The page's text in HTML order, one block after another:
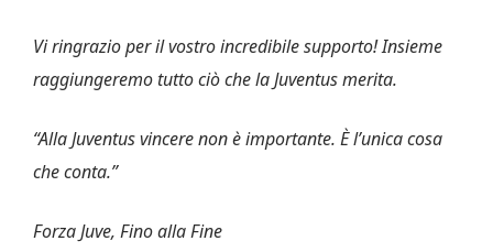
Vi ringrazio per il vostro incredibile supporto! Insieme
raggiungeremo tutto ciò che la Juventus merita.
“Alla Juventus vincere non è importante. È l’unica cosa
che conta.”
Forza Juve, Fino alla Fine